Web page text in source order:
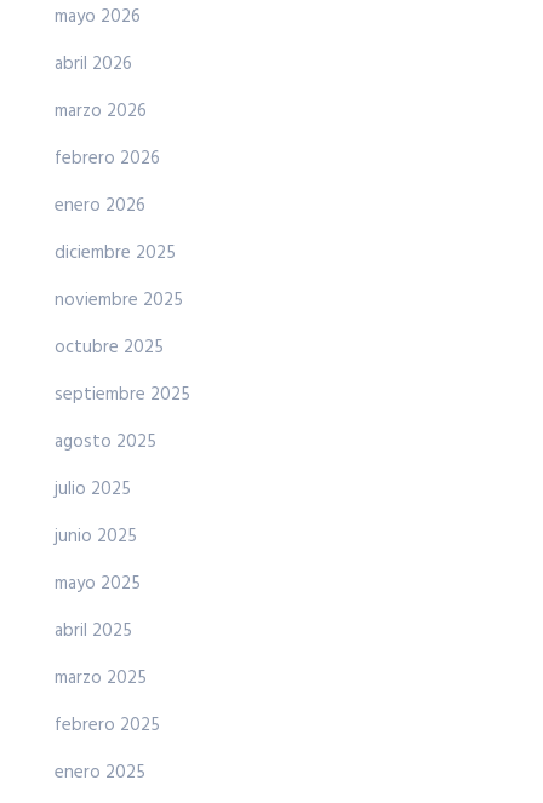
mayo 2026
abril 2026
marzo 2026
febrero 2026
enero 2026
diciembre 2025
noviembre 2025
octubre 2025
septiembre 2025
agosto 2025
julio 2025
junio 2025
mayo 2025
abril 2025
marzo 2025
febrero 2025
enero 2025